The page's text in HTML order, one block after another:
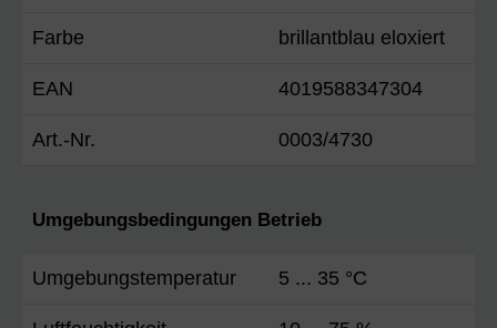
Farbe brillantblau eloxiert
EAN 4019588347304
Art.-Nr. 0003/4730
Umgebungsbedingungen Betrieb
Umgebungstemperatur 5 ... 35 °C